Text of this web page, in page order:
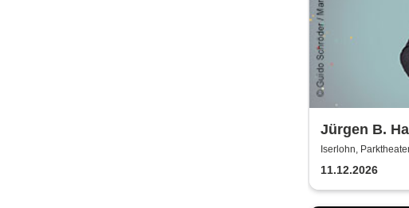
Jürgen B.
Jahre - Dat
Iserlohn,
11.12.2026